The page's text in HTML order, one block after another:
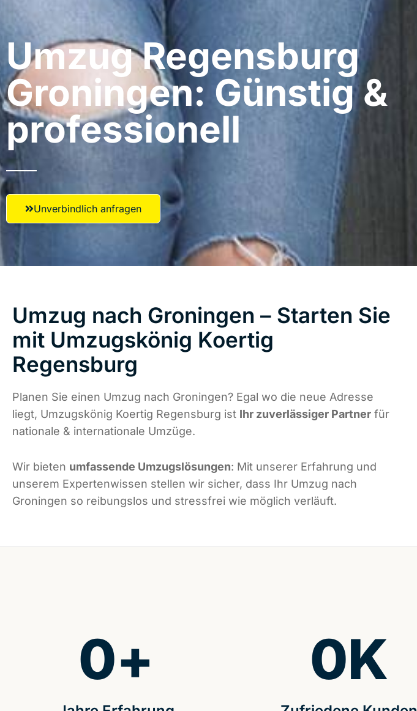
Umzug Regensburg​
Groningen: Günstig &
professionell​
Unverbindlich anfragen
Umzug nach Groningen – Starten Sie
mit Umzugskönig Koertig
Regensburg
Planen Sie einen Umzug nach Groningen? Egal wo die neue Adresse
liegt, Umzugskönig Koertig Regensburg ist Ihr zuverlässiger Partner für
nationale & internationale Umzüge.
Wir bieten umfassende Umzugslösungen: Mit unserer Erfahrung und
unserem Expertenwissen stellen wir sicher, dass Ihr Umzug nach
Groningen so reibungslos und stressfrei wie möglich verläuft.
0+ 0K